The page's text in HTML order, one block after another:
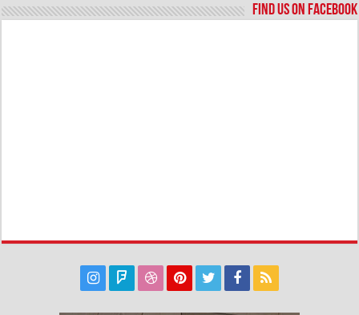
Find us on Facebook